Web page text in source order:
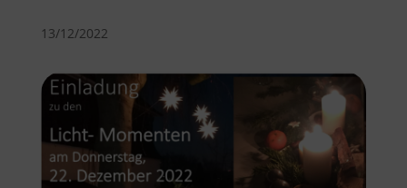
13/12/2022